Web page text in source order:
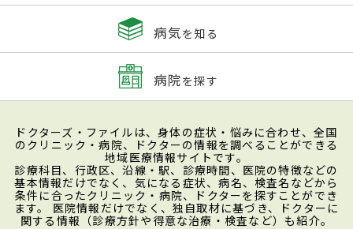
病気を知る
病院を探す
ドクターズ・ファイルは、身体の症状・悩みに合わせ、全国
のクリニック・病院、ドクターの情報を調べることができる
地域医療情報サイトです。
診療科目、行政区、沿線・駅、診療時間、医院の特徴などの
基本情報だけでなく、気になる症状、病名、検査名などから
条件に合ったクリニック・病院、ドクターを探すことができ
ます。 医院情報だけでなく、独自取材に基づき、ドクターに
関する情報（診療方針や得意な治療・検査など）も紹介。